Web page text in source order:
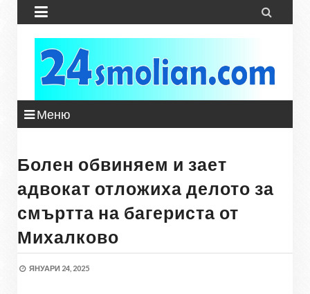
 
Меню
Болен обвиняем и зает
адвокат отложиха делото за
смъртта на багериста от
Михалково
ЯНУАРИ 24, 2025